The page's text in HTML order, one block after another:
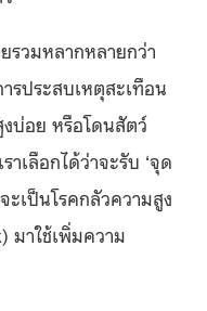
รวมหลากหลายกว่า
รประสบเหตุสะเทือน
บ่อย หรือโดนสัตว์
เลือกได้ว่าจะรับ ‘จุด
ะเป็นโรคกลัวความสูง
มาใช้เพิ่มความ